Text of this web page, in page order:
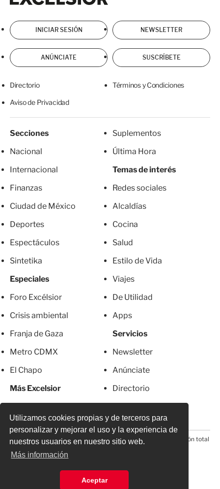
Utilizamos cookies propias y de terceros para
personalizar y mejorar el uso y la experiencia de
nuestros usuarios en nuestro sitio web.
Más información
Aceptar
INICIAR SESIÓN NEWSLETTER
ANÚNCIATE SUSCRÍBETE
Directorio Términos y Condiciones
Aviso de Privacidad
Secciones
Nacional
Internacional
Finanzas
Ciudad de México
Deportes
Espectáculos
Sintetika
Especiales
Foro Excélsior
Crisis ambiental
Franja de Gaza
Metro CDMX
El Chapo
Más Excelsior
Suplementos
Última Hora
Temas de interés
Redes sociales
Alcaldías
Cocina
Salud
Estilo de Vida
Viajes
De Utilidad
Apps
Servicios
Newsletter
Anúnciate
Directorio
© 2026 Todos los derechos reservados. Prohibida la reproducción total
o parcial, incluyendo cualquier medio electrónico*